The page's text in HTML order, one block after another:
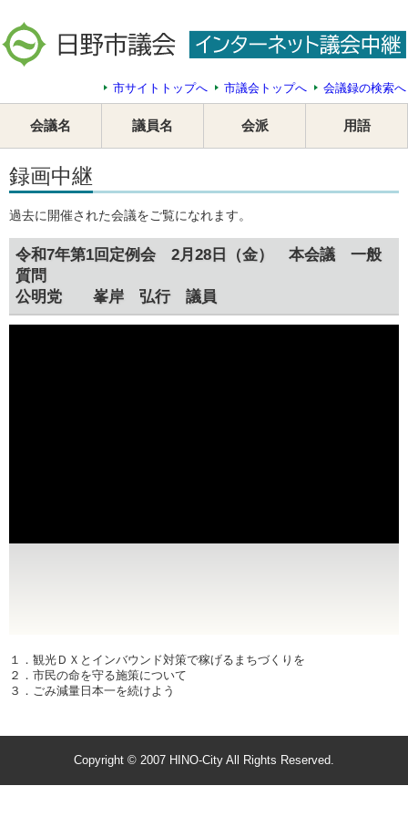
市サイトトップへ 市議会トップへ 会議録の検索へ
会議名 議員名 会派 用語
録画中継
過去に開催された会議をご覧になれます。
令和7年第1回定例会 2月28日（金） 本会議 一般
質問
公明党 峯岸 弘行 議員
１．観光ＤＸとインバウンド対策で稼げるまちづくりを
２．市民の命を守る施策について
３．ごみ減量日本一を続けよう
Copyright © 2007 HINO-City All Rights Reserved.